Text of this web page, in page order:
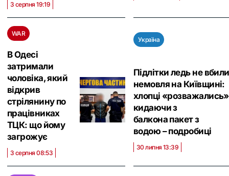
3 серпня 19:19
WAR
В Одесі
затримали
чоловіка, який
відкрив
стрілянину по
працівниках
ТЦК: що йому
загрожує
3 серпня 08:53
Україна
Підлітки ледь не вбили
немовля на Київщині:
хлопці
кидаючи з
балкона пакет з
водою – подробиці
30 липня 13:39